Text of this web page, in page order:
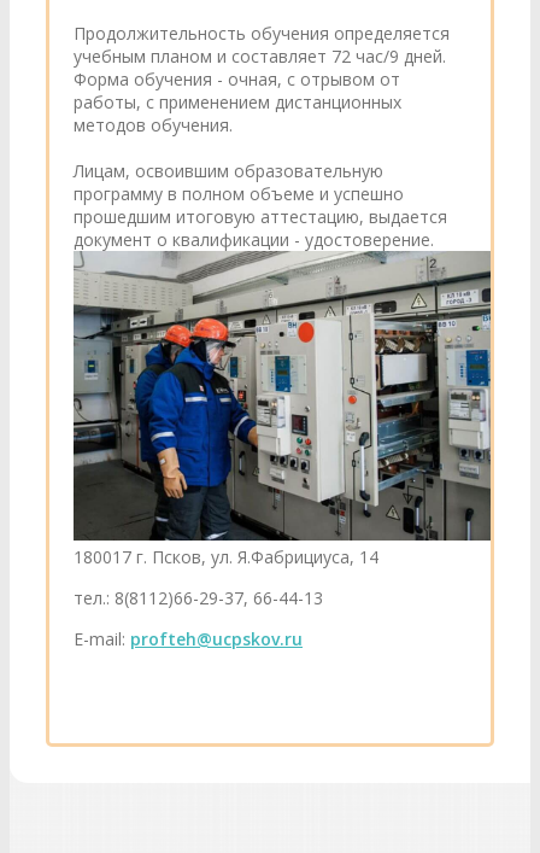
Продолжительность обучения определяется
учебным планом и составляет 72 час/9 дней.
Форма обучения - очная, с отрывом от
работы, с применением дистанционных
методов обучения.
Лицам, освоившим образовательную
программу в полном объеме и успешно
прошедшим итоговую аттестацию, выдается
документ о квалификации - удостоверение.
180017 г. Псков, ул. Я.Фабрициуса, 14
тел.: 8(8112)66-29-37, 66-44-13
E-mail: profteh@ucpskov.ru